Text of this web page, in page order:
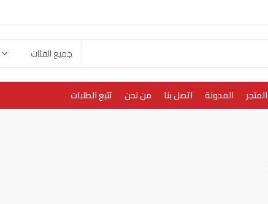
المتجر المدونة اتصل بنا من نحن تتبع الطلبات